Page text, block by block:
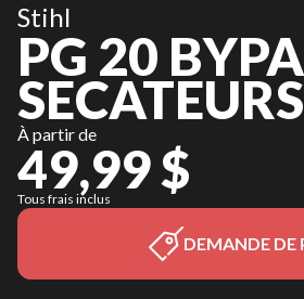
Stihl
PG 20
À partir de
49,99 $
Tous frais inclus
DEMANDE DE